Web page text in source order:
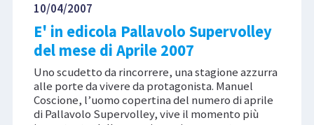
10/04/2007
E' in edicola Pallavolo Supervolley
del mese di Aprile 2007
Uno scudetto da rincorrere, una stagione azzurra
alle porte da vivere da protagonista. Manuel
Coscione, l’uomo copertina del numero di aprile
di Pallavolo Supervolley, vive il momento più